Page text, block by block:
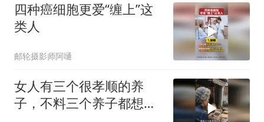
四种癌细胞更爱“缠上”这
类人
邮轮摄影师阿嗵
女人有三个很孝顺的养
子，不料三个养子都想害